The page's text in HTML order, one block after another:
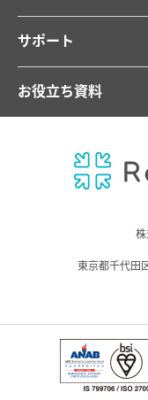
サポート
お役立ち資料
株
東京都千代田